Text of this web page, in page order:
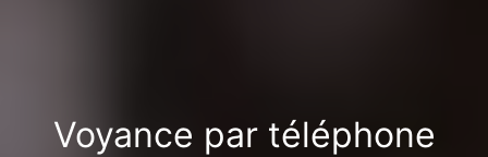
Voyance par téléphone